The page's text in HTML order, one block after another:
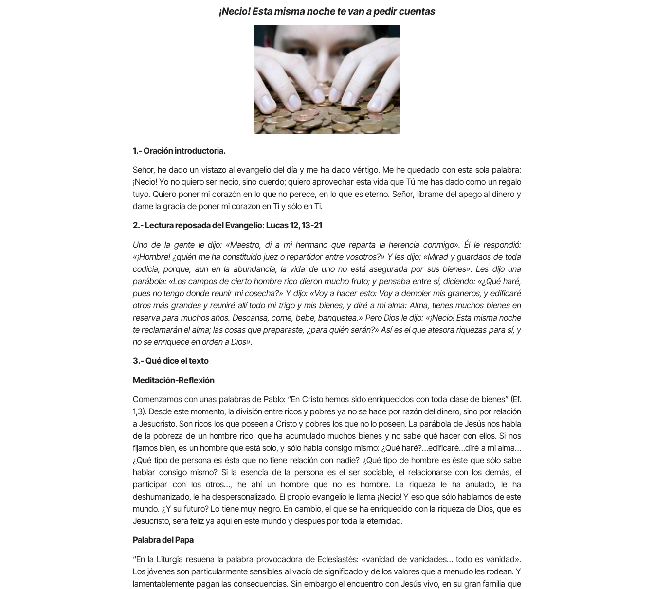
¡Necio! Esta misma noche te van a pedir cuentas
1.- Oración introductoria.
Señor, he dado un vistazo al evangelio del día y me ha dado vértigo. Me he quedado con esta sola palabra:
¡Necio! Yo no quiero ser necio, sino cuerdo; quiero aprovechar esta vida que Tú me has dado como un regalo
tuyo. Quiero poner mi corazón en lo que no perece, en lo que es eterno. Señor, líbrame del apego al dinero y
dame la gracia de poner mi corazón en Ti y sólo en Ti.
2.- Lectura reposada del Evangelio: Lucas 12, 13-21
Uno de la gente le dijo: «Maestro, di a mi hermano que reparta la herencia conmigo». Él le respondió:
«¡Hombre! ¿quién me ha constituido juez o repartidor entre vosotros?» Y les dijo: «Mirad y guardaos de toda
codicia, porque, aun en la abundancia, la vida de uno no está asegurada por sus bienes». Les dijo una
parábola: «Los campos de cierto hombre rico dieron mucho fruto; y pensaba entre sí, diciendo: «¿Qué haré,
pues no tengo donde reunir mi cosecha?» Y dijo: «Voy a hacer esto: Voy a demoler mis graneros, y edificaré
otros más grandes y reuniré allí todo mi trigo y mis bienes, y diré a mi alma: Alma, tienes muchos bienes en
reserva para muchos años. Descansa, come, bebe, banquetea.» Pero Dios le dijo: «¡Necio! Esta misma noche
te reclamarán el alma; las cosas que preparaste, ¿para quién serán?» Así es el que atesora riquezas para sí, y
no se enriquece en orden a Dios».
3.- Qué dice el texto
Meditación-Reflexión
Comenzamos con unas palabras de Pablo: “En Cristo hemos sido enriquecidos con toda clase de bienes” (Ef.
1,3). Desde este momento, la división entre ricos y pobres ya no se hace por razón del dinero, sino por relación
a Jesucristo. Son ricos los que poseen a Cristo y pobres los que no lo poseen. La parábola de Jesús nos habla
de la pobreza de un hombre rico, que ha acumulado muchos bienes y no sabe qué hacer con ellos. Si nos
fijamos bien, es un hombre que está solo, y sólo habla consigo mismo: ¿Qué haré?…edificaré…diré a mi alma…
¿Qué tipo de persona es ésta que no tiene relación con nadie? ¿Qué tipo de hombre es éste que sólo sabe
hablar consigo mismo? Si la esencia de la persona es el ser sociable, el relacionarse con los demás, el
participar con los otros…, he ahí un hombre que no es hombre. La riqueza le ha anulado, le ha
deshumanizado, le ha despersonalizado. El propio evangelio le llama ¡Necio! Y eso que sólo hablamos de este
mundo. ¿Y su futuro? Lo tiene muy negro. En cambio, el que se ha enriquecido con la riqueza de Dios, que es
Jesucristo, será feliz ya aquí en este mundo y después por toda la eternidad.
Palabra del Papa
“En la Liturgia resuena la palabra provocadora de Eclesiastés: «vanidad de vanidades… todo es vanidad».
Los jóvenes son particularmente sensibles al vacío de significado y de los valores que a menudo les rodean. Y
lamentablemente pagan las consecuencias. Sin embargo el encuentro con Jesús vivo, en su gran familia que